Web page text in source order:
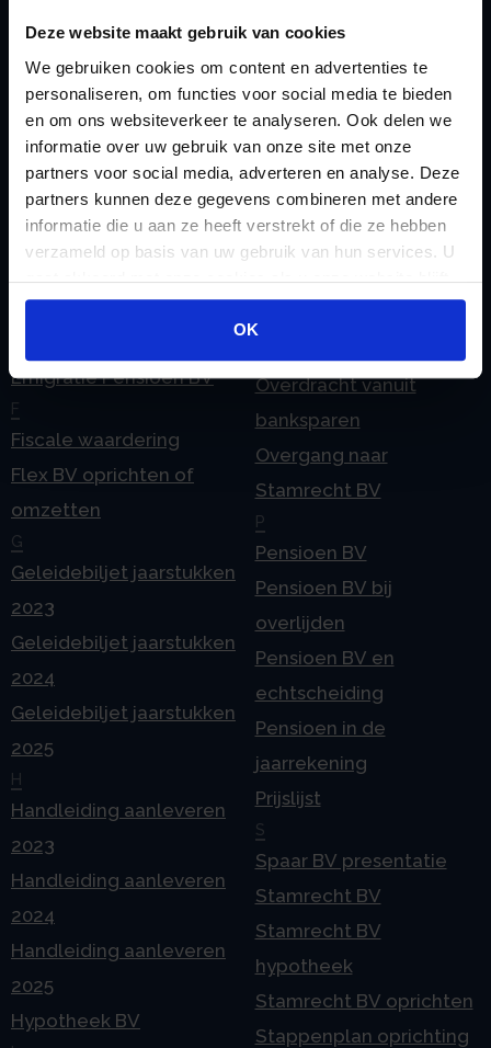
Deze website maakt gebruik van cookies
We gebruiken cookies om content en advertenties te
personaliseren, om functies voor social media te bieden
en om ons websiteverkeer te analyseren. Ook delen we
informatie over uw gebruik van onze site met onze
partners voor social media, adverteren en analyse. Deze
partners kunnen deze gegevens combineren met andere
informatie die u aan ze heeft verstrekt of die ze hebben
verzameld op basis van uw gebruik van hun services. U
gaat akkoord met onze cookies als u onze website blijft
gebruiken.
OK
Checklist IB 2023 (Word)
Checklist IB 2024 (PDF)
Checklist IB 2024 (Word)
Checklist IB 2025 (PDF)
Checklist IB 2025 (Word)
Contact
Stamrecht BV
Emigratie Pensioen BV
F
Fiscale waardering
Flex BV oprichten of
omzetten
G
Geleidebiljet jaarstukken
2023
Geleidebiljet jaarstukken
2024
Geleidebiljet jaarstukken
2025
H
Handleiding aanleveren
2023
Handleiding aanleveren
2024
Handleiding aanleveren
2025
Hypotheek BV
Mogelijkheden
Stamrecht BV
ODV BV
Ontbinden Stamrecht
BV
Onzakelijke lening
Stamrecht BV
Overdracht vanuit
banksparen
Overgang naar
Stamrecht BV
P
Pensioen BV
Pensioen BV bij
overlijden
Pensioen BV en
echtscheiding
Pensioen in de
jaarrekening
Prijslijst
S
Spaar BV presentatie
Stamrecht BV
Stamrecht BV
hypotheek
Stamrecht BV oprichten
Stappenplan oprichting